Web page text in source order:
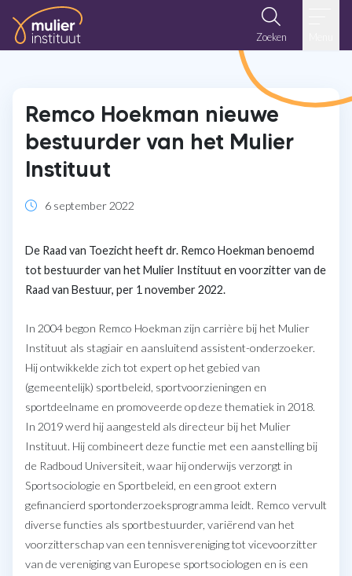
Ga naar de inhoud
Zoeken
Remco Hoekman nieuwe
bestuurder van het Mulier
Instituut
6 september 2022
De Raad van Toezicht heeft dr. Remco Hoekman benoemd
tot bestuurder van het Mulier Instituut en voorzitter van de
Raad van Bestuur, per 1 november 2022.
In 2004 begon Remco Hoekman zijn carrière bij het Mulier
Instituut als stagiair en aansluitend assistent-onderzoeker.
Hij ontwikkelde zich tot expert op het gebied van
(gemeentelijk) sportbeleid, sportvoorzieningen en
sportdeelname en promoveerde op deze thematiek in 2018.
In 2019 werd hij aangesteld als directeur bij het Mulier
Instituut. Hij combineert deze functie met een aanstelling bij
de Radboud Universiteit, waar hij onderwijs verzorgt in
Sportsociologie en Sportbeleid, en een groot extern
gefinancierd sportonderzoeksprogramma leidt. Remco vervult
diverse functies als sportbestuurder, variërend van het
voorzitterschap van een tennisvereniging tot vicevoorzitter
van de vereniging van Europese sportsociologen en is een